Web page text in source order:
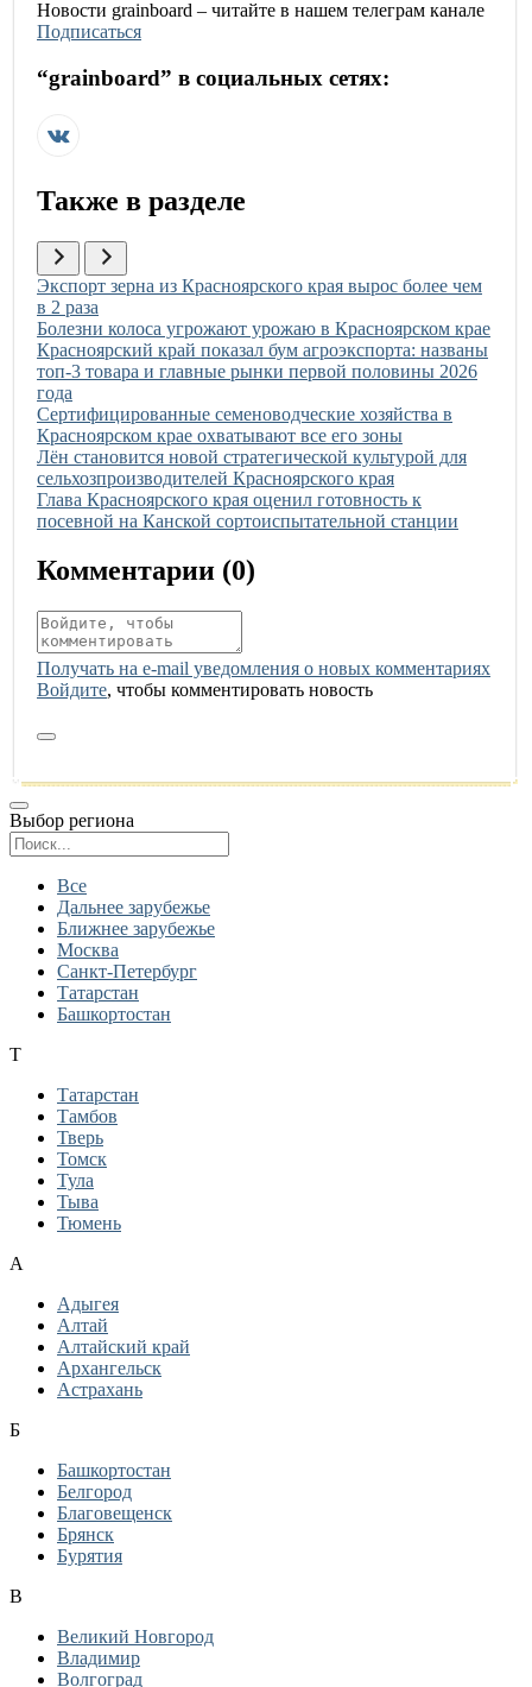
Новости grainboard – читайте в нашем телеграм канале
Подписаться
“grainboard” в социальных сетях:
Также в разделе
Иллюстрация новости
Экспорт зерна из Красноярского края вырос более чем
в 2 раза
Иллюстрация новости
Болезни колоса угрожают урожаю в Красноярском крае
Иллюстрация новости
Красноярский край показал бум агроэкспорта: названы
топ-3 товара и главные рынки первой половины 2026
года
Иллюстрация новости
Сертифицированные семеноводческие хозяйства в
Красноярском крае охватывают все его зоны
Иллюстрация новости
Лён становится новой стратегической культурой для
сельхозпроизводителей Красноярского края
Иллюстрация новости
Глава Красноярского края оценил готовность к
посевной на Канской сортоиспытательной станции
Комментарии (0)
Получать на e‑mail уведомления о новых комментариях
Войдите, чтобы комментировать новость
Выбор региона
Все
Дальнее зарубежье
Ближнее зарубежье
Москва
Санкт-Петербург
Татарстан
Башкортостан
Т
Татарстан
Тамбов
Тверь
Томск
Тула
Тыва
Тюмень
А
Адыгея
Алтай
Алтайский край
Архангельск
Астрахань
Б
Башкортостан
Белгород
Благовещенск
Брянск
Бурятия
В
Великий Новгород
Владимир
Волгоград